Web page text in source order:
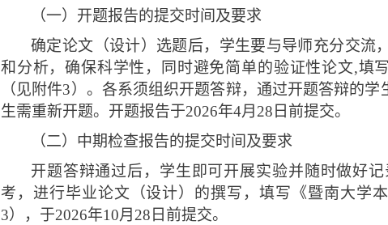
（一）开题报告的提交时间及要求
确定论文（设计）选题后，学生要与导师充分交流
和分析，确保科学性，同时避免简单的验证性论文,填
（见附件3）。各系须组织开题答辩，通过开题答辩的
生需重新开题。开题报告于2026年4月28日前提交。
（二）中期检查报告的提交时间及要求
开题答辩通过后，学生即可开展实验并随时做好
考，进行毕业论文（设计）的撰写，填写《暨南大学
3），于2026年10月28日前提交。